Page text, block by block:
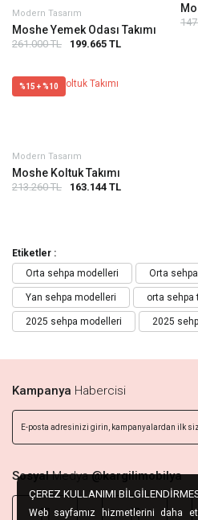
Modern Tasarım
Moshe Yemek Odası Takımı
261.000 TL 199.665 TL
%15 + %10
Modern Tasarım
Moshe Koltuk Takımı
213.260 TL 163.144 TL
Etiketler :
Orta sehpa modelleri
Orta
Yan sehpa modelleri orta sehpa
2025 sehpa modelleri 2025
Kampanya Habercisi
SosyalMedya@kargilimobilya
ÇEREZ KULLANIMI
Web sayfamız hizmetlerini daha